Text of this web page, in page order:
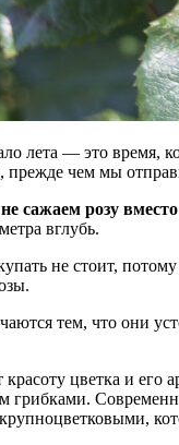
лета — это время,
прежде чем мы
сажаем розу
вглубь.
не стоит,
тем, что они
цветка и его
грибками.